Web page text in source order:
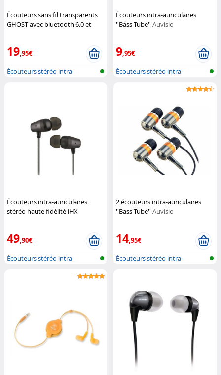
Écouteurs sans fil transparents
GHOST avec bluetooth 6.0 et
19,95€
Écouteurs stéréo intra-
Écouteurs intra-auriculaires
''Bass Tube''Auvisio
9,95€
Écouteurs stéréo intra-
Écouteurs intra-auriculaires
stéréo haute fidélité iHX
49,90€
Écouteurs stéréo intra-
2 écouteurs intra-auriculaires
''Bass Tube''Auvisio
14,95€
Écouteurs stéréo intra-